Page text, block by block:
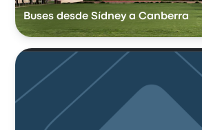
Buses desde Sídney a Canberra